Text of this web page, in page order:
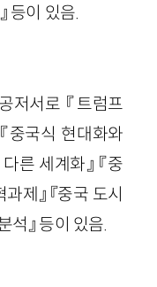
등이 있음.
저서로 『트럼프
중국식 현대화와
른 세계화』 『중
제』 『중국 도시
석』 등이 있음.